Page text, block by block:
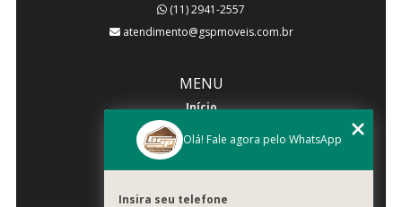
(11) 2941-2557
atendimento@gspmoveis.com.br
MENU
Início
Quem somos
Galeria
Olá! Fale agora pelo WhatsApp
Insira seu telefone